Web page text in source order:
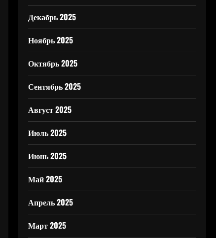
Декабрь 2025
Ноябрь 2025
Октябрь 2025
Сентябрь 2025
Август 2025
Июль 2025
Июнь 2025
Май 2025
Апрель 2025
Март 2025